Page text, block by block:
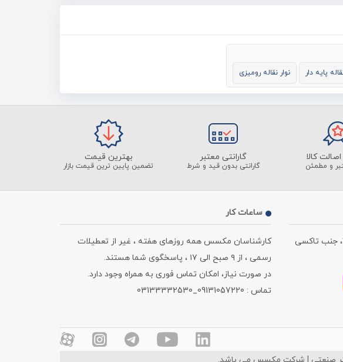
پایه دار نوار نقاله رومیزی
کالا
و مطمئن
گارانتی معتبر
گارانتی بدون قید و شرط
بهترین قیمت
تضمین پایین ترین قیمت بازار
آدرس : اصفهان، خیابان امام خمینی، کوچه۷۴، جنب تاکسی
ساعات کار
کارشناسان مکسس همه روزهای هفته ، غیر از تعطیلات
رسمی ، از ۹ صبح الی ۱۷ ، پاسخگوی شما هستند.
در صورت نیاز، امکان تماس فوری به همراه وجود دارد.
تماس : 09131057220_03133332530